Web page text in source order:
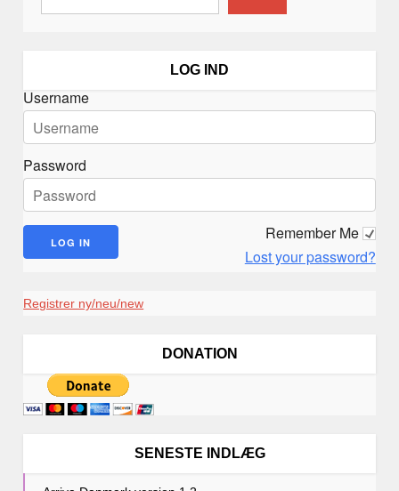
LOG IND
Username
Password
Remember Me
Lost your password?
Registrer ny/neu/new
DONATION
SENESTE INDLÆG